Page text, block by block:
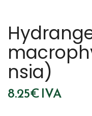
nsia)
8.25€IVA